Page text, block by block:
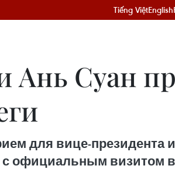
Tiếng ViệtEnglish
Ань Суан
для вице-президента
с официальным визитом